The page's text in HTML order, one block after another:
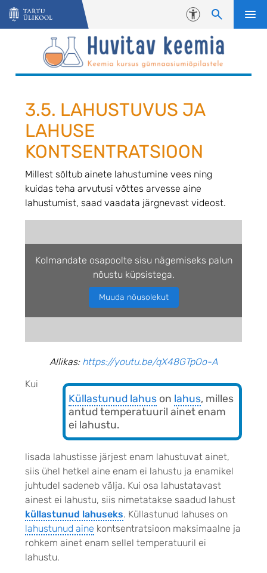
Liigu edasi põhisisu juurde
Juurdepääsetavus
3.5. LAHUSTUVUS JA
LAHUSE
KONTSENTRATSIOON
Millest sõltub ainete lahustumine vees ning
kuidas teha arvutusi võttes arvesse aine
lahustumist, saad vaadata järgnevast videost.
Kolmandate osapoolte sisu nägemiseks palun
nõustu küpsistega.
Muuda nõusolekut
Allikas: https://youtu.be/qX48GTpOo-A
Küllastunud lahuson lahus, milles
antud temperatuuril ainet enam
ei lahustu.
Kui
lisada lahustisse järjest enam lahustuvat ainet,
siis ühel hetkel aine enam ei lahustu ja enamikel
juhtudel sadeneb välja. Kui osa lahustatavast
ainest ei lahustu, siis nimetatakse saadud lahust
küllastunud lahuseks. Küllastunud lahuses on
lahustunud aine kontsentratsioon maksimaalne ja
rohkem ainet enam sellel temperatuuril ei
lahustu.